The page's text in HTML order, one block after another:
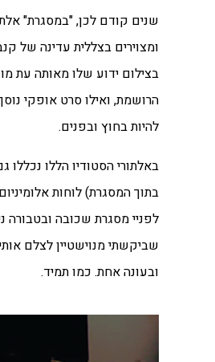
שנים קודם לכן, "במסגרת"
בצילום ידוע שלו מאותה עת
הרושמת, ואילו סרט אופקי
להיות בחוץ ובפנים.
באלתורי הסטודיו הללו
בתוך המסגרת) לוחות
לפניי מסגרת שכובה
שביקשתי מנוישטיין לצלם
ובעונה אחת. כמו תמיד.